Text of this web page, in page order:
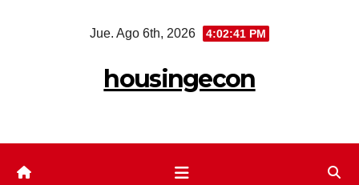
Jue. Ago 6th, 2026 4:02:43 PM
housingecon